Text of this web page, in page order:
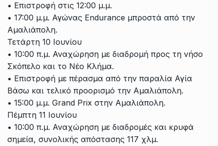
• Επιστροφή στις 12:00 μ.μ.
• 17:00 μ.μ. Αγώνας Endurance μπροστά από την
Αμαλιάπολη.
Τετάρτη 10 Ιουνίου
• 10:00 π.μ. Αναχώρηση με διαδρομή προς τη νήσο
Σκόπελο και το Νέο Κλήμα.
• Επιστροφή με πέρασμα από την παραλία Αγία
Βάσω και τελικό προορισμό την Αμαλιάπολη.
• 15:00 μ.μ. Grand Prix στην Αμαλιάπολη.
Πέμπτη 11 Ιουνίου
• 10:00 π.μ. Αναχώρηση με διαδρομές και κρυφά
σημεία, συνολικής απόστασης 117 χλμ.